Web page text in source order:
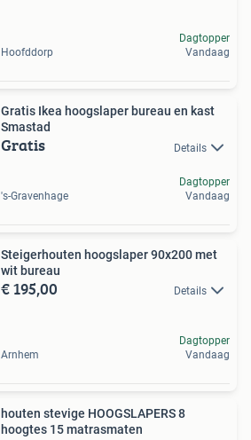
Hoofddorp
Dagtopper
Vandaag
Gratis Ikea hoogslaper bureau en kast
Smastad
Gratis Details
's-Gravenhage
Dagtopper
Vandaag
Steigerhouten hoogslaper 90x200 met
wit bureau
€ 195,00 Details
Arnhem
Dagtopper
Vandaag
houten stevige HOOGSLAPERS 8
hoogtes 15 matrasmaten